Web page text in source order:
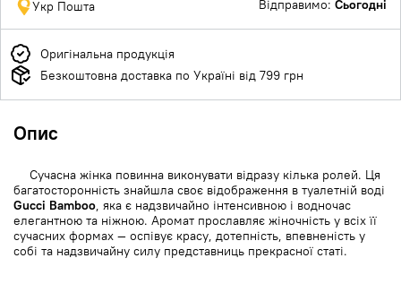
Укр Пошта
Відправимо: Сьогодні
Оригінальна продукція
Безкоштовна доставка по Україні від 799 грн
Опис
Сучасна жінка повинна виконувати відразу кілька ролей. Ця
багатосторонність знайшла своє відображення в туалетній воді
Gucci Bamboo, яка є надзвичайно інтенсивною і водночас
елегантною та ніжною. Аромат прославляє жіночність у всіх її
сучасних формах — оспівує красу, дотепність, впевненість у
собі та надзвичайну силу представниць прекрасної статі.